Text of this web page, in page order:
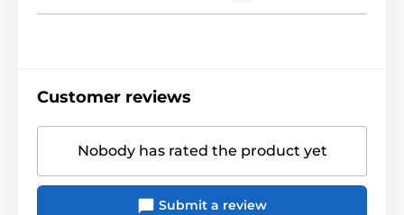
Customer reviews
Nobody has rated the product yet
Submit a review